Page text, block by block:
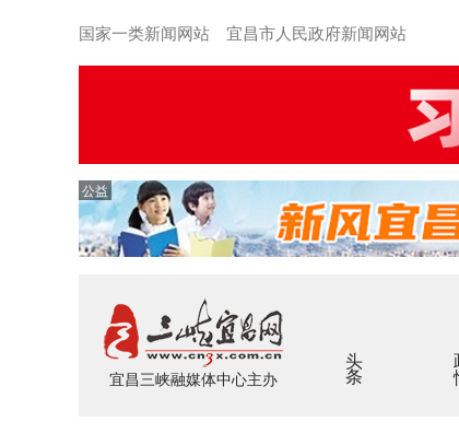
国家一类新闻网站 宜昌市人民政府新闻网站
公益
宜昌三峡融媒体中心主办
头条